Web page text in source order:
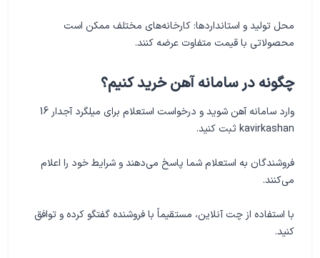
محل تولید و استانداردها: کارخانه‌های مختلف ممکن است
محصولاتی با قیمت متفاوت عرضه کنند.
چگونه در سامانه آهن خرید کنیم؟
وارد سامانه آهن شوید و درخواست استعلام برای میلگرد آجدار 16
kavirkashan ثبت کنید.
فروشندگان به استعلام شما پاسخ می‌دهند و شرایط خود را اعلام
می‌کنند.
با استفاده از چت آنلاین، مستقیماً با فروشنده گفتگو کرده و توافق
کنید.